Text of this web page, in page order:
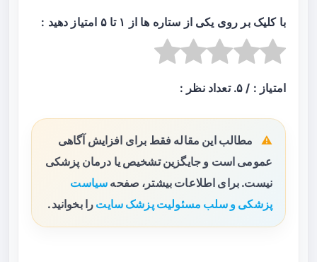
با کلیک بر روی یکی از ستاره ها از ۱ تا ۵ امتیاز دهید :
امتیاز : / ۵. تعداد نظر :
مطالب این مقاله فقط برای افزایش آگاهی
عمومی است و جایگزین تشخیص یا درمان پزشکی
نیست. برای اطلاعات بیشتر، صفحه سیاست
پزشکی و سلب مسئولیت پزشک سایت را بخوانید.